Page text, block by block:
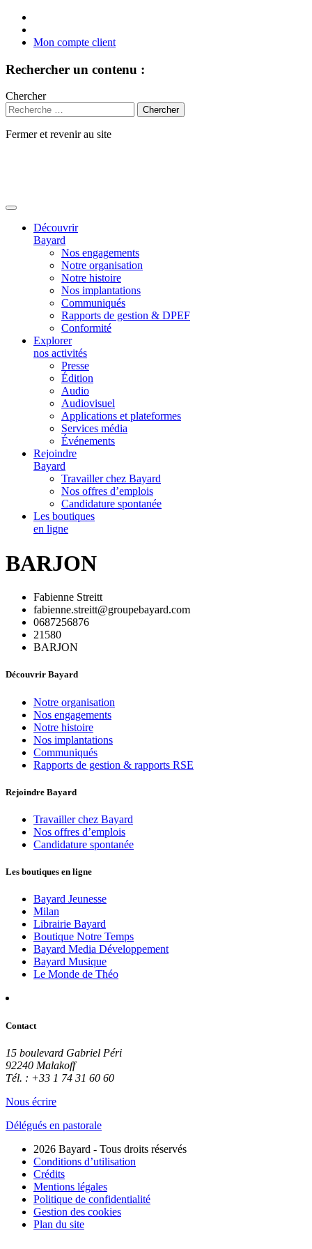
Mon compte client
Rechercher un contenu :
Chercher
Fermer et revenir au site
Découvrir
Bayard
Nos engagements
Notre organisation
Notre histoire
Nos implantations
Communiqués
Rapports de gestion & DPEF
Conformité
Explorer
nos activités
Presse
Édition
Audio
Audiovisuel
Applications et plateformes
Services média
Événements
Rejoindre
Bayard
Travailler chez Bayard
Nos offres d’emplois
Candidature spontanée
Les boutiques
en ligne
BARJON
Fabienne Streitt
fabienne.streitt@groupebayard.com
0687256876
21580
BARJON
Découvrir Bayard
Notre organisation
Nos engagements
Notre histoire
Nos implantations
Communiqués
Rapports de gestion & rapports RSE
Rejoindre Bayard
Travailler chez Bayard
Nos offres d’emplois
Candidature spontanée
Les boutiques en ligne
Bayard Jeunesse
Milan
Librairie Bayard
Boutique Notre Temps
Bayard Media Développement
Bayard Musique
Le Monde de Théo
Contact
15 boulevard Gabriel Péri
92240 Malakoff
Tél. : +33 1 74 31 60 60
Nous écrire
Délégués en pastorale
2026 Bayard - Tous droits réservés
Conditions d’utilisation
Crédits
Mentions légales
Politique de confidentialité
Gestion des cookies
Plan du site